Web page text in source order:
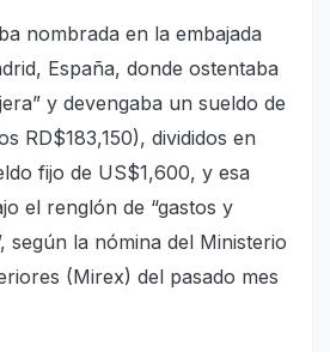
nombrada en la embajada
España, donde ostentaba
y devengaba un sueldo de
RD$183,150), divididos en
fijo de US$1,600, y esa
el renglón de “gastos y
según la nómina del Ministerio
(Mirex) del pasado mes